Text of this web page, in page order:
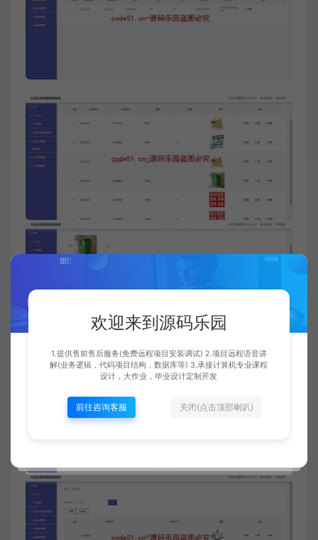
欢迎来到源码乐园
1.提供售前售后服务(免费远程项目安装调试) 2.项目远程语音讲
解(业务逻辑，代码项目结构，数据库等) 3.承接计算机专业课程
设计，大作业，毕业设计定制开发
前往咨询客服 关闭(点击顶部喇叭)